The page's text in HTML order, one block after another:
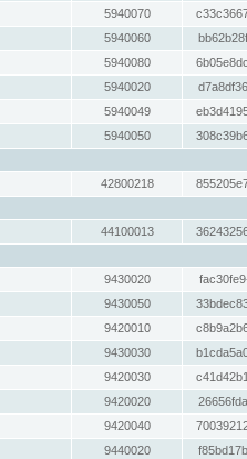
5940070
5940060
5940080
5940020
5940049
5940050
42800218
44100013
9430020
9430050
9420010
9430030
9420030
9420020
9420040
9440020